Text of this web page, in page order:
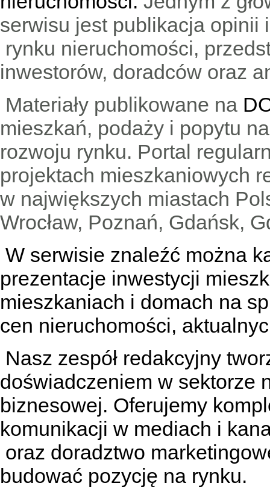
serwisu jest publikacja
rynku nieruchomości,
inwestorów, doradców oraz
Materiały publikowane na
mieszkań, podaży i popytu
rozwoju rynku. Portal
projektach mieszkaniowych
w największych miastach
Wrocław, Poznań, Gdańsk,
W serwisie znaleźć można
prezentacje inwestycji
mieszkaniach i domach na
cen nieruchomości,
Nasz zespół redakcyjny
doświadczeniem w sektorze
biznesowej. Oferujemy
komunikacji w mediach i
oraz doradztwo
budować pozycję na rynku.